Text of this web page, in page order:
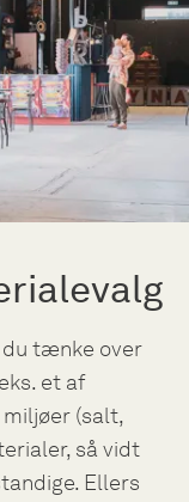
du tænke over
et af
(salt,
så vidt
Ellers